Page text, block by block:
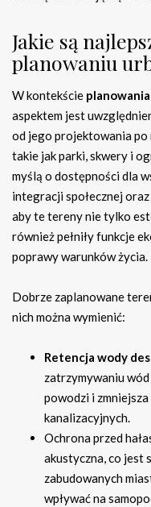
Jakie są
planowaniu
W kontekście
aspektem jest
od jego projektowania po
takie jak parki, skwery i
myślą o dostępności dla
integracji społecznej
aby te tereny nie tylko
również pełniły funkcje
poprawy warunków życia.
Dobrze zaplanowane
nich można wymienić:
Retencja wody
zatrzymywaniu
powodzi i
kanalizacyjnych.
Ochrona przed
akustyczna, co jest
zabudowanych
wpływać na